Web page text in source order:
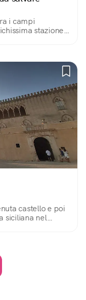
i campi
stazione
castello e poi
siciliana nel